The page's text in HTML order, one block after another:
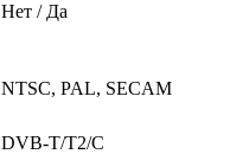
Нет / Да
NTSC, PAL, SECAM
DVB-T/T2/C